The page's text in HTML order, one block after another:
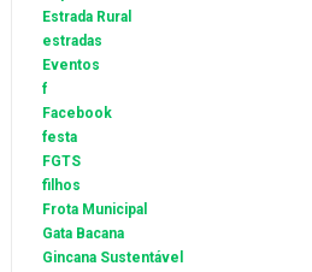
Estrada Rural
estradas
Eventos
f
Facebook
festa
FGTS
filhos
Frota Municipal
Gata Bacana
Gincana Sustentável